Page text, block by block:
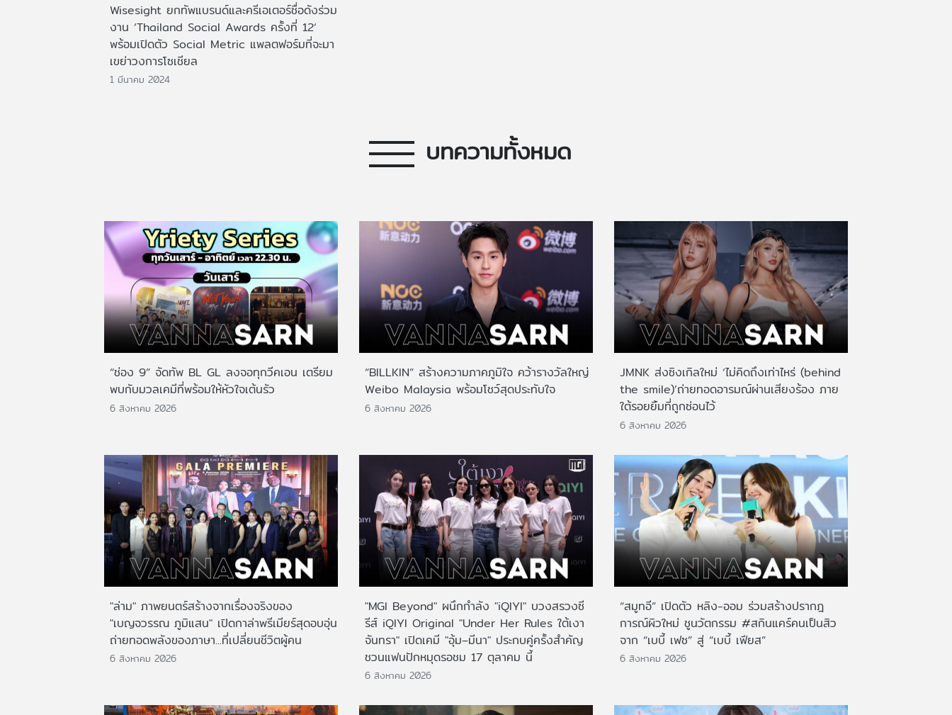
Wisesight ยกทัพแบรนด์และครีเอเตอร์ชื่อดังร่วม
งาน ‘Thailand Social Awards ครั้งที่ 12‘
พร้อมเปิดตัว Social Metric แพลตฟอร์มที่จะมา
เขย่าวงการโซเชียล
1 มีนาคม 2024
บทความทั้งหมด
“ช่อง 9” จัดทัพ BL GL ลงจอทุกวีคเอน เตรียม
พบกับมวลเคมีที่พร้อมให้หัวใจเต้นรัว
6 สิงหาคม 2026
“BILLKIN” สร้างความภาคภูมิใจ คว้ารางวัลใหญ่
Weibo Malaysia พร้อมโชว์สุดประทับใจ
6 สิงหาคม 2026
JMNK ส่งซิงเกิลใหม่ ‘ไม่คิดถึงเท่าไหร่ (behind
the smile)’ถ่ายทอดอารมณ์ผ่านเสียงร้อง ภาย
ใต้รอยยิ้มที่ถูกซ่อนไว้
6 สิงหาคม 2026
"ล่าม" ภาพยนตร์สร้างจากเรื่องจริงของ
"เบญจวรรณ ภูมิแสน" เปิดกาล่าพรีเมียร์สุดอบอุ่น
ถ่ายทอดพลังของภาษา...ที่เปลี่ยนชีวิตผู้คน
6 สิงหาคม 2026
"MGI Beyond" ผนึกกำลัง "iQIYI" บวงสรวงซี
รีส์ iQIYI Original "Under Her Rules ใต้เงา
จันทรา" เปิดเคมี "อุ้ม–มีนา" ประกบคู่ครั้งสำคัญ
ชวนแฟนปักหมุดรอชม 17 ตุลาคม นี้
6 สิงหาคม 2026
“สมูทอี” เปิดตัว หลิง-ออม ร่วมสร้างปรากฎ
การณ์ผิวใหม่ ชูนวัตกรรม #สกินแคร์คนเป็นสิว
จาก “เบบี้ เฟซ” สู่ “เบบี้ เฟียส”
6 สิงหาคม 2026